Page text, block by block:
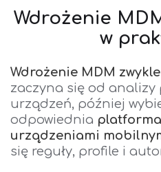
Wdrożenie
w
Wdrożenie MDM
zaczyna się od
urządzeń, później
odpowiednia
urządzeniami
się reguły, profile i